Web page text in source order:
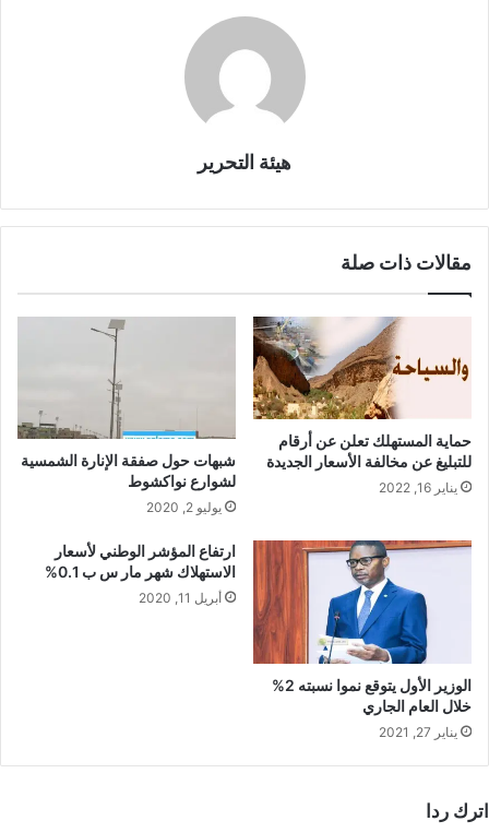
هيئة التحرير
مقالات ذات صلة
حماية المستهلك تعلن عن أرقام
للتبليغ عن مخالفة الأسعار الجديدة
يناير 16, 2022
شبهات حول صفقة الإنارة الشمسية
لشوارع نواكشوط
يوليو 2, 2020
الوزير الأول يتوقع نموا نسبته 2%
خلال العام الجاري
يناير 27, 2021
ارتفاع المؤشر الوطني لأسعار
الاستهلاك شهر مار س ب 0.1%
أبريل 11, 2020
اترك ردا